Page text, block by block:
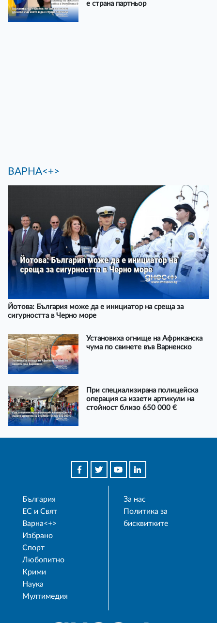
е страна партньор
ВАРНА<+>
Йотова: България може да е инициатор на среща за
сигурността в Черно море
Установиха огнище на Африканска
чума по свинете във Варненско
При специализирана полицейска
операция са иззети артикули на
стойност близо 650 000 €
България
ЕС и Свят
Варна<+>
Избрано
Спорт
Любопитно
Крими
Наука
Мултимедия
За нас
Политика за
бисквитките